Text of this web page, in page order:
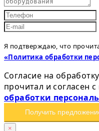
Я подтверждаю, что
«Политика обработки
Согласие на
прочитал и согласен
обработки
Получить
×